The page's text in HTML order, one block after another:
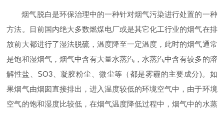
烟气脱白是环保治理中的一种针对烟气污染进行处置的一种
方法。目前国内绝大多数燃煤电厂或是其它化工行业的烟气在排
放前大都进行了湿法脱硫，温度降至一定温度，此时的烟气通常
是饱和湿烟气，烟气中含有大量水蒸汽，水蒸汽中含有较多的溶
解性盐、SO3、凝胶粉尘、微尘等（都是雾霾的主要成分)。如
果烟气由烟囱直接排出，进入温度较低的环境空气中，由于环境
空气的饱和湿度比较低，在烟气温度降低过程中，烟气中的水蒸